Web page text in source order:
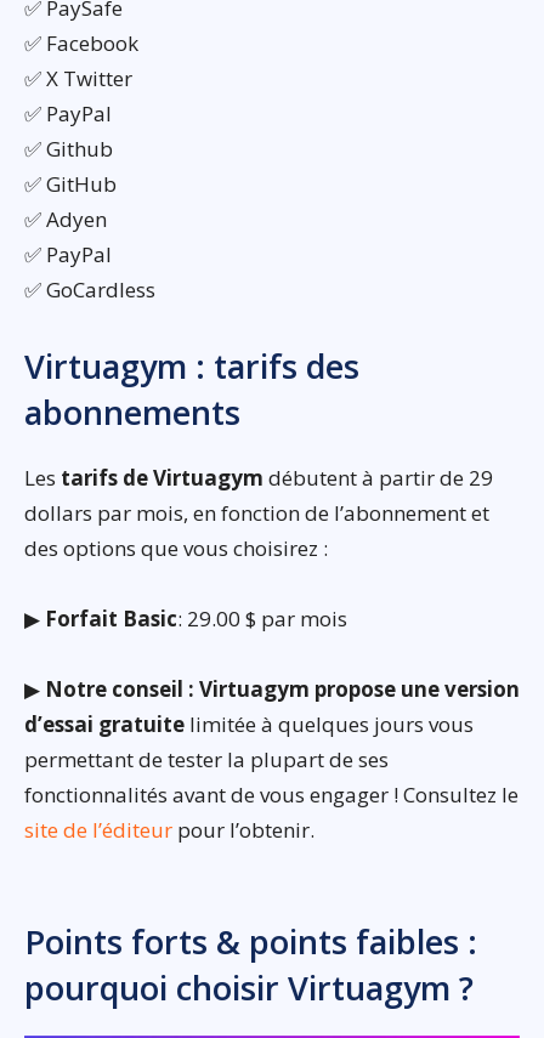
✅ PaySafe
✅ Facebook
✅ X Twitter
✅ PayPal
✅ Github
✅ GitHub
✅ Adyen
✅ PayPal
✅ GoCardless
Virtuagym : tarifs des
abonnements
Les tarifs de Virtuagym débutent à partir de 29
dollars par mois, en fonction de l’abonnement et
des options que vous choisirez :
▶ Forfait Basic: 29.00 $ par mois
▶ Notre conseil : Virtuagym propose une version
d’essai gratuite limitée à quelques jours vous
permettant de tester la plupart de ses
fonctionnalités avant de vous engager ! Consultez le
site de l’éditeur pour l’obtenir.
Points forts & points faibles :
pourquoi choisir Virtuagym ?